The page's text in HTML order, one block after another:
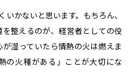
いかないと思います。もちろん、
整えるのが、経営者としての役
湿っていたら情熱の火は燃えま
の火種がある」ことが大切にな